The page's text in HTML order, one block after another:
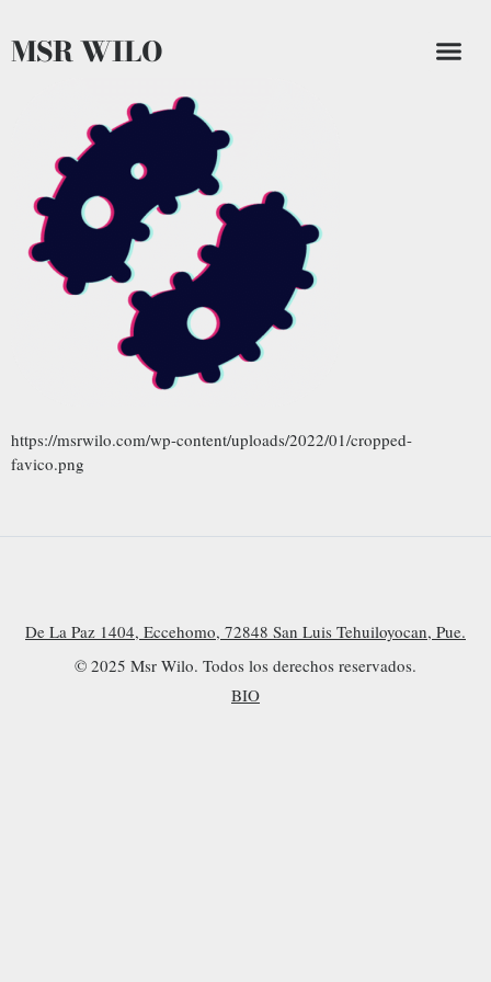
MSR WILO
https://msrwilo.com/wp-content/uploads/2022/01/cropped-
favico.png
De La Paz 1404, Eccehomo, 72848 San Luis Tehuiloyocan, Pue.
© 2025 Msr Wilo. Todos los derechos reservados.
BIO